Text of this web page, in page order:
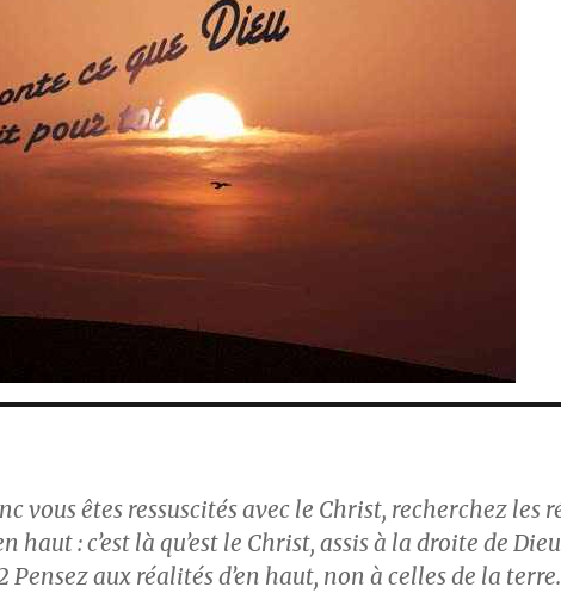
vous êtes ressuscités avec le Christ, recherchez les
haut : c’est là qu’est le Christ, assis à la droite de
Pensez aux réalités d’en haut, non à celles de la terre.